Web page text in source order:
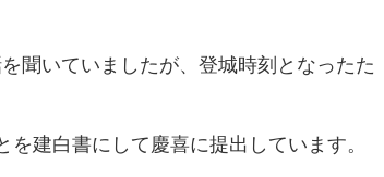
聞いていましたが、登城時刻となったた
建白書にして慶喜に提出しています。